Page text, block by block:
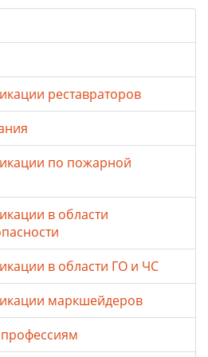
реставраторов
по пожарной
в области
в области ГО и ЧС
маркшейдеров